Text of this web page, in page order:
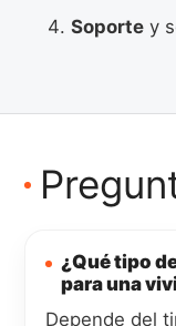
Soporte y
¿Qué tipo
para una
Depende del